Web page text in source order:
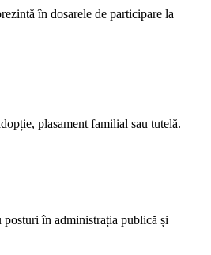
în dosarele de participare la
plasament familial sau tutelă.
în administrația publică și